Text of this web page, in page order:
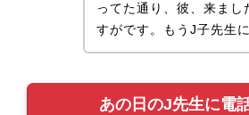
ってた通り、彼、来まし
すがです。もうJ子先生
あの日のJ先生に電